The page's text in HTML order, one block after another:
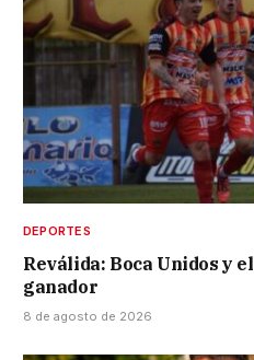
DEPORTES
Reválida: Boca Unidos y
ganador
8 de agosto de 2026